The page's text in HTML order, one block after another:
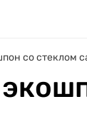
со стеклом